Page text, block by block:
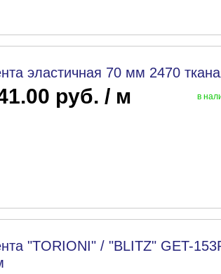
эластичная 70 мм 2470
руб. / м в
"TORIONI" / "BLITZ" GET-